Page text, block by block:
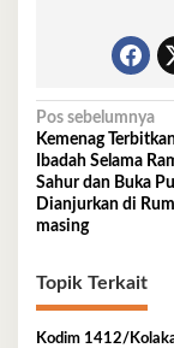
Navigasi
pos
Pos sebelumnya
Kemenag
Ibadah Selama
Sahur dan Buka
Dianjurkan di
masing
Topik Terkait
Kodim 1412/